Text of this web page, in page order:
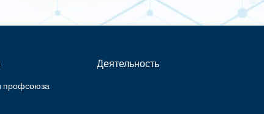
профсоюза
Деятельность